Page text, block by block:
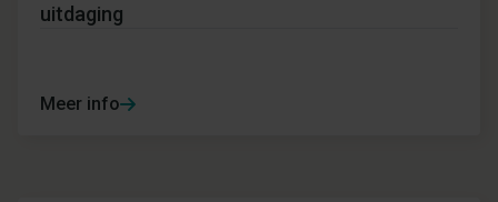
uitdaging
Meer info